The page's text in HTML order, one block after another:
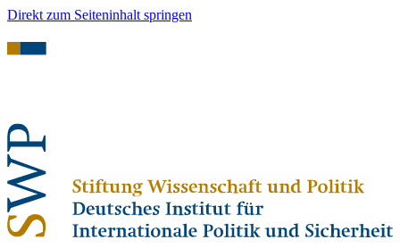
Direkt zum Seiteninhalt springen